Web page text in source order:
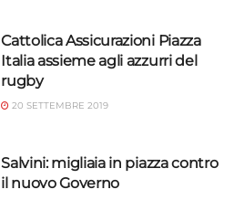
Cattolica Assicurazioni Piazza
Italia assieme agli azzurri del
rugby
20 SETTEMBRE 2019
Salvini: migliaia in piazza contro
il nuovo Governo